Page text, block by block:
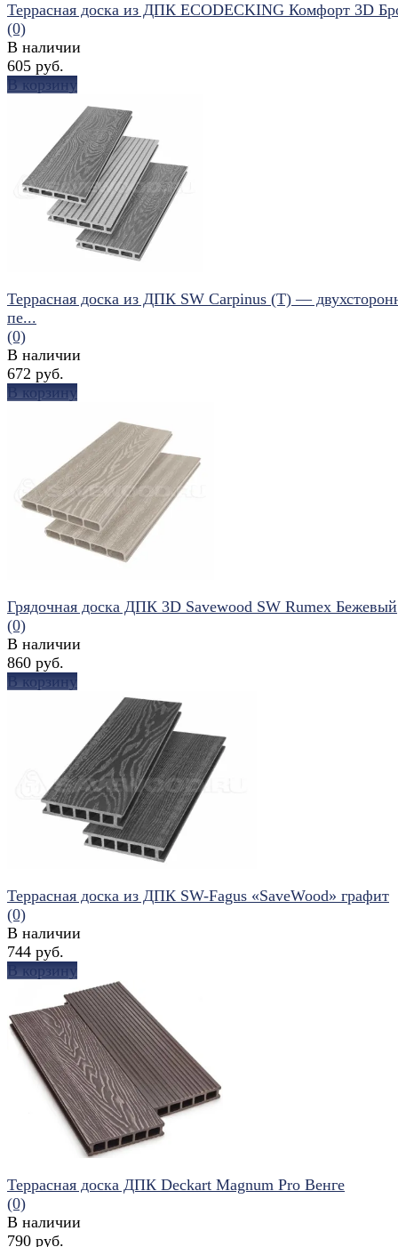
избранное сравнить
Террасная доска из ДПК ECODECKING Комфорт 3D
(0)
В наличии
605 руб.
В корзину
избранное сравнить
Террасная доска из ДПК SW Carpinus (T) —
пе...
(0)
В наличии
672 руб.
В корзину
избранное сравнить
Грядочная доска ДПК 3D Savewood SW Rumex Бежевый
(0)
В наличии
860 руб.
В корзину
избранное сравнить
Террасная доска из ДПК SW-Fagus «SaveWood» графит
(0)
В наличии
744 руб.
В корзину
Террасная доска ДПК Deckart Magnum Pro Венге
(0)
В наличии
790 руб.